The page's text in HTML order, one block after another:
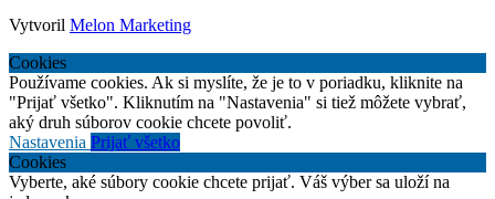
Vytvoril Melon Marketing
Cookies
Používame cookies. Ak si myslíte, že je to v poriadku, kliknite na
"Prijať všetko". Kliknutím na "Nastavenia" si tiež môžete vybrať,
aký druh súborov cookie chcete povoliť.
Nastavenia Prijať všetko
Cookies
Vyberte, aké súbory cookie chcete prijať. Váš výber sa uloží na